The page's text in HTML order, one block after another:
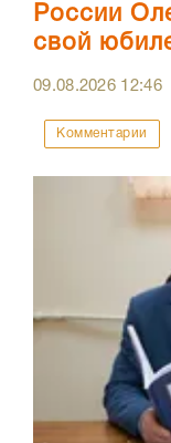
России
свой
09.08.2026 12:46
Комментарии